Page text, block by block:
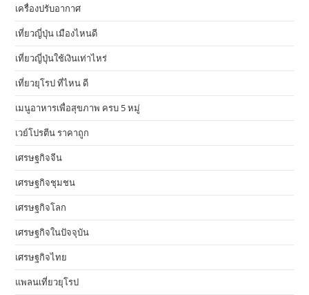
เครื่องปรับอากาศ
เที่ยวญี่ปุ่น เมืองไหนดี
เที่ยวญี่ปุ่นใช้เงินเท่าไหร่
เที่ยวยุโรป ที่ไหน ดี
เมนูอาหารเพื่อสุขภาพ ครบ 5 หมู่
เวย์โปรตีน ราคาถูก
เศรษฐกิจจีน
เศรษฐกิจชุมชน
เศรษฐกิจโลก
เศรษฐกิจในปัจจุบัน
เศรษฐกิจไทย
แพลนเที่ยวยุโรป